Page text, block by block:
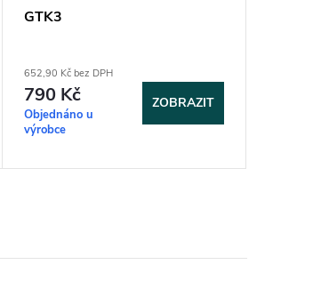
GTK3
652,90 Kč bez DPH
790 Kč
Objednáno u
výrobce
ZOBRAZIT